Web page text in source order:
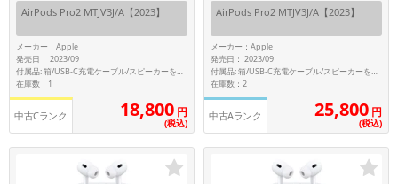
AirPods Pro2 MTJV3J/A【2023】
メーカー：Apple
発売日： 2023/09
付属品: 箱/USB-C充電ケーブル/スピーカーを搭載したストラップループ付きMagSafe充電ケース(USB-C)/シリコーン製イヤーチップ(XS/S/L)/マニュアル
在庫数：1
中古Cランク 18,800 円
(税込)
AirPods Pro2 MTJV3J/A【2023】
メーカー：Apple
発売日： 2023/09
付属品: 箱/USB-C充電ケーブル/スピーカーを搭載したストラップループ付きMagSafe充電ケース(USB-C)/シリコーン製イヤーチップ(XS/S/M/L)/マニュアル
在庫数：2
中古Aランク 25,800 円
(税込)
発売日